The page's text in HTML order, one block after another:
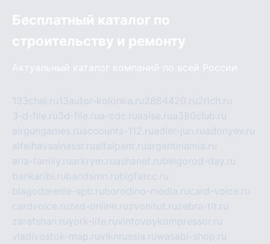
Бесплатный каталог по
строительству и ремонту
Актуальный каталог компаний по всей России
133chel.ru13autor-kolonka.ru2864420.ru2rich.ru
3-d-file.ru3d-file.rua-cdc.ruaalse.rua380club.ru
airgungames.ruaccounts-112.ruadler-jun.ruadonyev.ru
alfeihavsalnassr.rualtaipant.ruargentinamia.ru
aria-family.ruarkrym.ruashanet.rubelgorod-day.ru
bankaribi.rubandamn.rubigfatcc.ru
blagodarenie-spb.ruborodino-media.rucard-voice.ru
cardvoice.ruzed-online.ruzvonitut.ruzebra-tlt.ru
zarafshan.ruyork-life.ruvintovoykompressor.ru
vladivostok-map.ruvlknrussia.ruwasabi-shop.ru